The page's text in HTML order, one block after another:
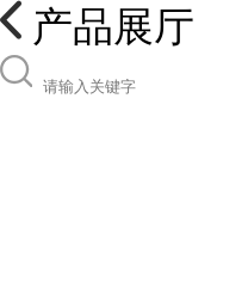
产品展厅